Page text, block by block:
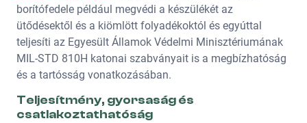
borítófedele például megvédi a készülékét az
ütődésektől és a kiömlött folyadékoktól és egyúttal
teljesíti az Egyesült Államok Védelmi Minisztériumának
MIL-STD 810H katonai szabványait is a megbízhatóság
és a tartósság vonatkozásában.
Teljesítmény, gyorsaság és
csatlakoztathatóság